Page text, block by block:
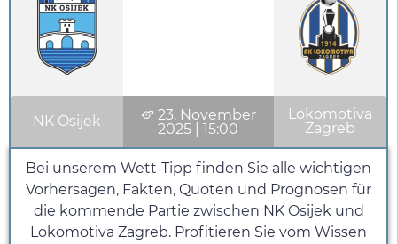
NK Osijek
23. November
2025 |15:00
Lokomotiva
Zagreb
Bei unserem Wett-Tipp finden Sie alle wichtigen
Vorhersagen, Fakten, Quoten und Prognosen für
die kommende Partie zwischen NK Osijek und
Lokomotiva Zagreb. Profitieren Sie vom Wissen